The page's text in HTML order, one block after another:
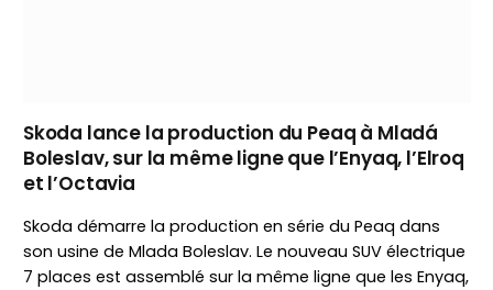
Skoda lance la production du Peaq à Mladá
Boleslav, sur la même ligne que l’Enyaq, l’Elroq
et l’Octavia
Skoda démarre la production en série du Peaq dans
son usine de Mlada Boleslav. Le nouveau SUV électrique
7 places est assemblé sur la même ligne que les Enyaq,